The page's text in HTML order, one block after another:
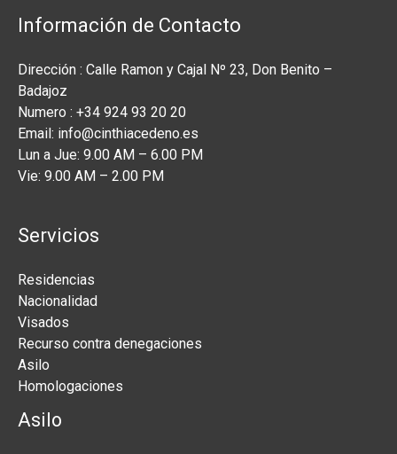
Información de Contacto
Dirección : Calle Ramon y Cajal Nº 23, Don Benito –
Badajoz
Numero : +34 924 93 20 20
Email: info@cinthiacedeno.es
Lun a Jue: 9.00 AM – 6.00 PM
Vie: 9.00 AM – 2.00 PM
Servicios
Residencias
Nacionalidad
Visados
Recurso contra denegaciones
Asilo
Homologaciones
Asilo